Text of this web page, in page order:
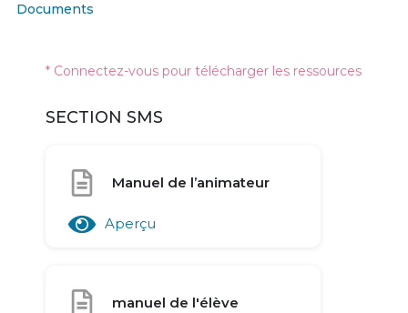
Documents
* Connectez-vous pour télécharger les ressources
SECTION SMS
Manuel de l’animateur
Aperçu
manuel de l'élève